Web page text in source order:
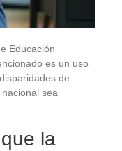
Educación
es un uso
de
sea
la